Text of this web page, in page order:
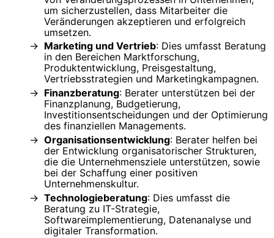
um sicherzustellen, dass Mitarbeiter die
Veränderungen akzeptieren und erfolgreich
umsetzen.
Marketing und Vertrieb: Dies umfasst Beratung
in den Bereichen Marktforschung,
Produktentwicklung, Preisgestaltung,
Vertriebsstrategien und Marketingkampagnen.
Finanzberatung: Berater unterstützen bei der
Finanzplanung, Budgetierung,
Investitionsentscheidungen und der Optimierung
des finanziellen Managements.
Organisationsentwicklung: Berater helfen bei
der Entwicklung organisatorischer Strukturen,
die die Unternehmensziele unterstützen, sowie
bei der Schaffung einer positiven
Unternehmenskultur.
Technologieberatung: Dies umfasst die
Beratung zu IT-Strategie,
Softwareimplementierung, Datenanalyse und
digitaler Transformation.